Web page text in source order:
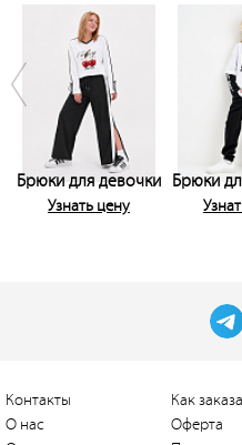
Брюки для девочки
Узнать цену
Брюки
Контакты
О нас
Как
Оферта